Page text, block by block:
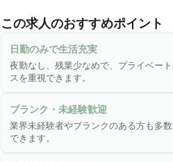
デイサービスにおける看護業務全般
・ご利用者の健康管理、服薬管理
・傷や褥瘡(床ずれ)処置、浴後の軟
・機能訓練の計画策定や訓練実務、
・口腔機能の計画策定・訓練実務、
・介護業務の補助
・各種記録
・ご利用者やご家族への相談援助
・その他、上記に付帯する業務
この求人のおすすめポイント
日勤のみで生活充実
夜勤なし、残業少なめで、プライベー
スを重視できます。
ブランク・未経験歓迎
業界未経験者やブランクのある方も多
できます。